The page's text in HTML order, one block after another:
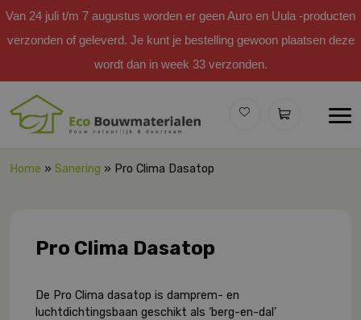
Van 24 juli t/m 7 augustus worden er geen Auro en Uula -producten
verzonden of geleverd. Je kunt je bestelling gewoon plaatsen deze
wordt dan in week 33 verzonden.
Home » Sanering » Pro Clima Dasatop
Pro Clima Dasatop
De Pro Clima dasatop is damprem- en
luchtdichtingsbaan geschikt als ‘berg-en-dal’